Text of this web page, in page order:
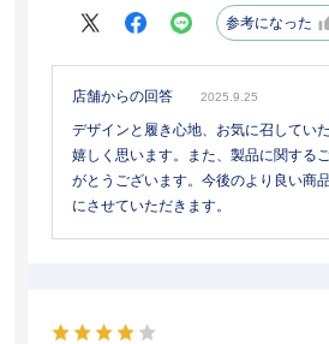
参考になった
店舗からの回答 2025.9.25
デザインと履き心地、お気に召してい
嬉しく思います。また、製品に関する
がとうございます。今後のより良い商
にさせていただきます。